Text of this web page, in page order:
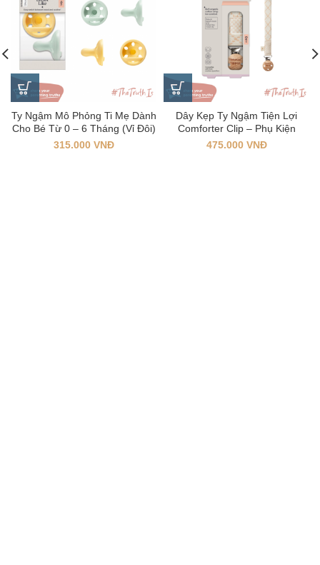
Ty Ngậm Mô Phỏng Ti Mẹ Dành
Cho Bé Từ 0 – 6 Tháng (Vỉ Đôi)
315.000 VNĐ
Dây Kẹp Ty Ngậm Tiện Lợi
Comforter Clip – Phụ Kiện
Không Thể Thiếu Dành Cho Bé
475.000 VNĐ